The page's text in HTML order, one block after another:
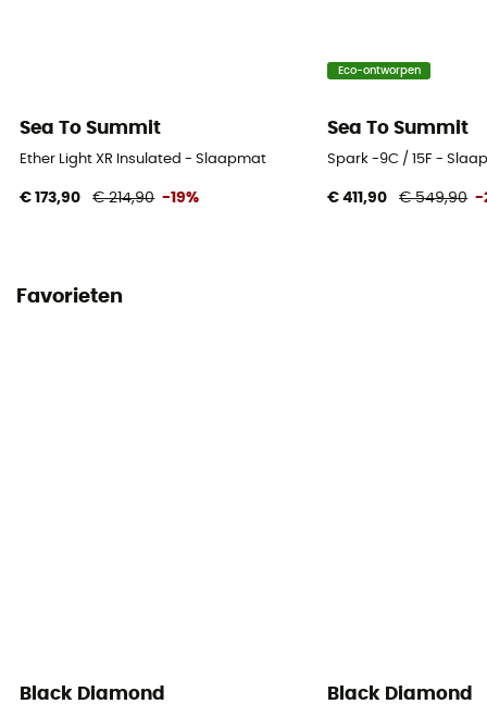
Sea To Summit
Ether Light XR Insulated - Slaapmat
€ 173,90 € 214,90 -19%
Eco-ontworpen
Sea To Summit
Spark -9C / 15F -
€ 411,90 € 549,90 -
Favorieten
Black Diamond Black Diamond